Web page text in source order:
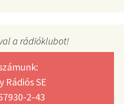
a rádióklubot!
Rádiós SE
2-43